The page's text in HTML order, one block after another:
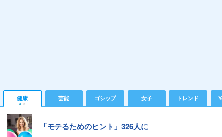
健康 芸能 ゴシップ 女子 トレンド
「モテるためのヒント」326人に